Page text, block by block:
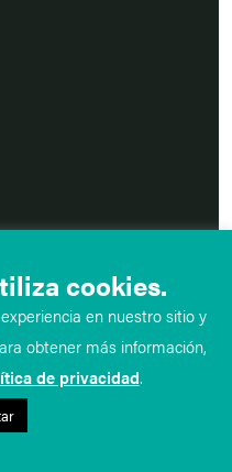
cookies.
en nuestro sitio y
obtener más información,
de privacidad.